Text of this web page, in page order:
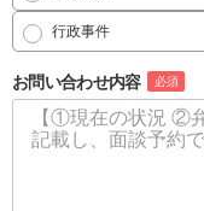
行政事件
お問い合わせ内容 必須